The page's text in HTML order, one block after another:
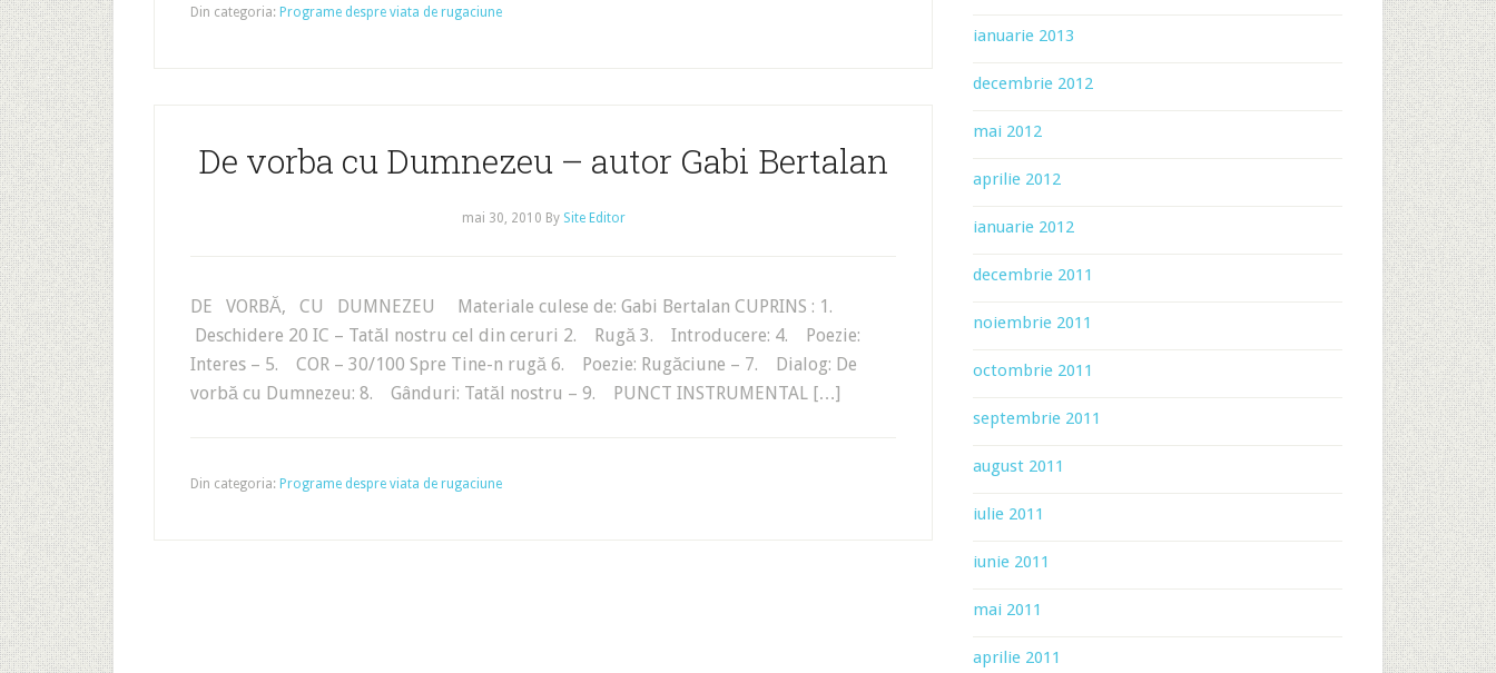
Din categoria: Programe despre viata de rugaciune
De vorba cu Dumnezeu – autor Gabi Bertalan
mai 30, 2010 By Site Editor
DE VORBĂ‚ CU DUMNEZEU Materiale culese de: Gabi Bertalan CUPRINS : 1.
Deschidere 20 IC – Tatăl nostru cel din ceruri 2. Rugă 3. Introducere: 4. Poezie:
Interes – 5. COR – 30/100 Spre Tine-n rugă 6. Poezie: Rugăciune – 7. Dialog: De
vorbă cu Dumnezeu: 8. Gânduri: Tatăl nostru – 9. PUNCT INSTRUMENTAL […]
Din categoria: Programe despre viata de rugaciune
ianuarie 2013
decembrie 2012
mai 2012
aprilie 2012
ianuarie 2012
decembrie 2011
noiembrie 2011
octombrie 2011
septembrie 2011
august 2011
iulie 2011
iunie 2011
mai 2011
aprilie 2011